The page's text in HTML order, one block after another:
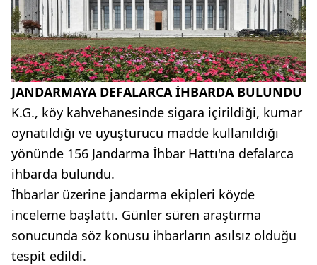
JANDARMAYA DEFALARCA İHBARDA BULUNDU
K.G., köy kahvehanesinde sigara içirildiği, kumar
oynatıldığı ve uyuşturucu madde kullanıldığı
yönünde 156 Jandarma İhbar Hattı'na defalarca
ihbarda bulundu.
İhbarlar üzerine jandarma ekipleri köyde
inceleme başlattı. Günler süren araştırma
sonucunda söz konusu ihbarların asılsız olduğu
tespit edildi.